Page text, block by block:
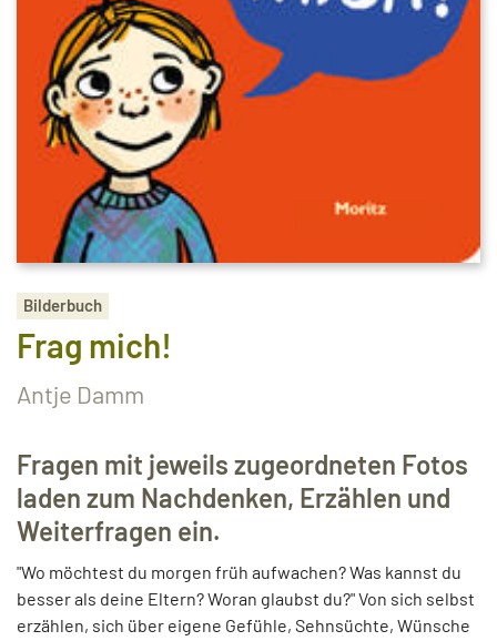
Bilderbuch
Frag mich!
Antje Damm
Fragen mit jeweils zugeordneten Fotos
laden zum Nachdenken, Erzählen und
Weiterfragen ein.
"Wo möchtest du morgen früh aufwachen? Was kannst du
besser als deine Eltern? Woran glaubst du?" Von sich selbst
erzählen, sich über eigene Gefühle, Sehnsüchte, Wünsche